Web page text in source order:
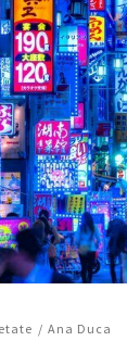
Ana Duca